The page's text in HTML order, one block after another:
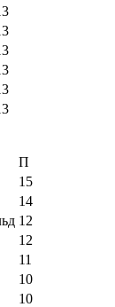
П
15
14
12
12
11
10
10